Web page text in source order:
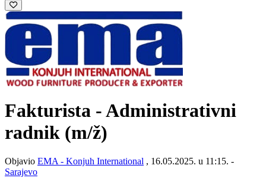
Fakturista - Administrativni
radnik (m/ž)
Objavio EMA - Konjuh International , 16.05.2025. u 11:15. -
Sarajevo